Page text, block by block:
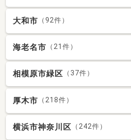
大和市 （92件）
海老名市 （21件）
相模原市緑区 （37件）
厚木市 （218件）
横浜市神奈川区 （242件）